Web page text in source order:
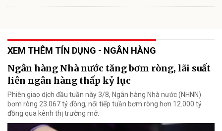
XEM THÊM TÍN DỤNG - NGÂN HÀNG
Ngân hàng Nhà nước tăng bơm ròng, lãi suất
liên ngân hàng thấp kỷ lục
Phiên giao dịch đầu tuần này 3/8, Ngân hàng Nhà nước (NHNN)
bơm ròng 23.067 tỷ đồng, nối tiếp tuần bơm ròng hơn 12.000 tỷ
đồng qua kênh thị trường mở.